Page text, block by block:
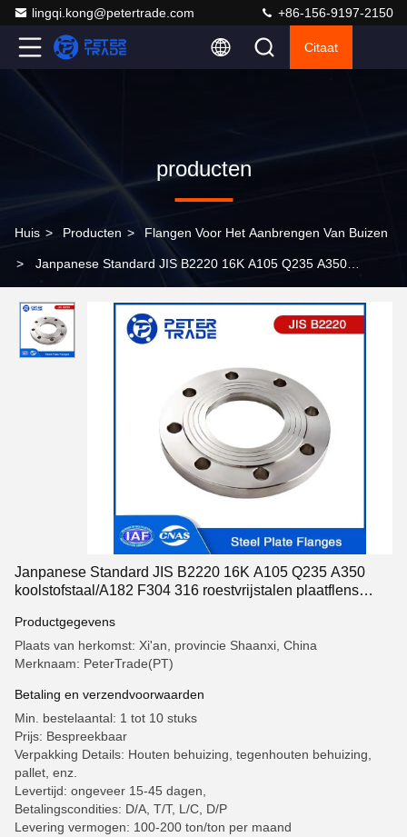
lingqi.kong@petertrade.com +86-156-9197-2150
Citaat
producten
Huis > Producten > Flangen Voor Het Aanbrengen Van Buizen
> Janpanese Standard JIS B2220 16K A105 Q235 A350
PLFF
Janpanese Standard JIS B2220 16K A105 Q235 A350
koolstofstaal/A182 F304 316 roestvrijstalen plaatflens
Productgegevens
Plaats van herkomst: Xi'an, provincie Shaanxi, China
Merknaam: PeterTrade(PT)
Betaling en verzendvoorwaarden
Min. bestelaantal: 1 tot 10 stuks
Prijs: Bespreekbaar
Verpakking Details: Houten behuizing, tegenhouten behuizing,
pallet, enz.
Levertijd: ongeveer 15-45 dagen,
Betalingscondities: D/A, T/T, L/C, D/P
Levering vermogen: 100-200 ton/ton per maand